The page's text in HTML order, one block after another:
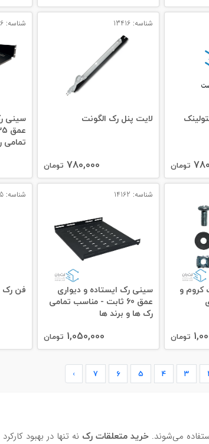
تومان
شناسه: 13416
لايت پنل رک الگونت
780,000 تومان
شناسه: 14166
سینی
تمامی
کروم و
تومان
شناسه: 14162
سینی رک ایستاده و دیواری
عمق 60 ثابت - مناسب تمامی
رک ها و برند ها
1,050,000 تومان
شناسه: 13435
فن رک
3
4
5
6
7
›
می‌شوند. خرید متعلقات رک نه تنها در بهبود